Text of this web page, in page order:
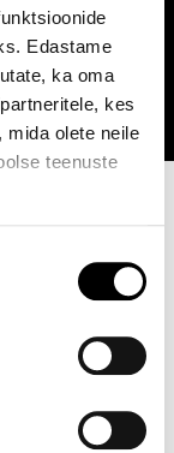
Edastame
ka oma
kes
mida olete neile
teenuste
ja
55 €